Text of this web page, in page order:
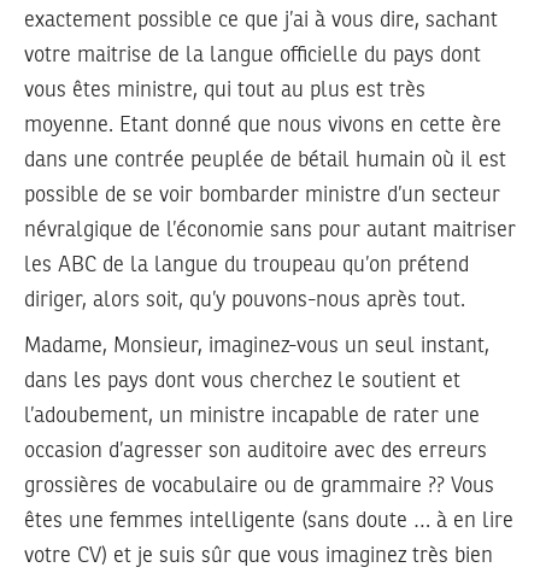
exactement possible ce que j’ai à vous dire, sachant
votre maitrise de la langue officielle du pays dont
vous êtes ministre, qui tout au plus est très
moyenne. Etant donné que nous vivons en cette ère
dans une contrée peuplée de bétail humain où il est
possible de se voir bombarder ministre d’un secteur
névralgique de l’économie sans pour autant maitriser
les ABC de la langue du troupeau qu’on prétend
diriger, alors soit, qu’y pouvons-nous après tout.
Madame, Monsieur, imaginez-vous un seul instant,
dans les pays dont vous cherchez le soutient et
l’adoubement, un ministre incapable de rater une
occasion d’agresser son auditoire avec des erreurs
grossières de vocabulaire ou de grammaire ?? Vous
êtes une femmes intelligente (sans doute … à en lire
votre CV) et je suis sûr que vous imaginez très bien